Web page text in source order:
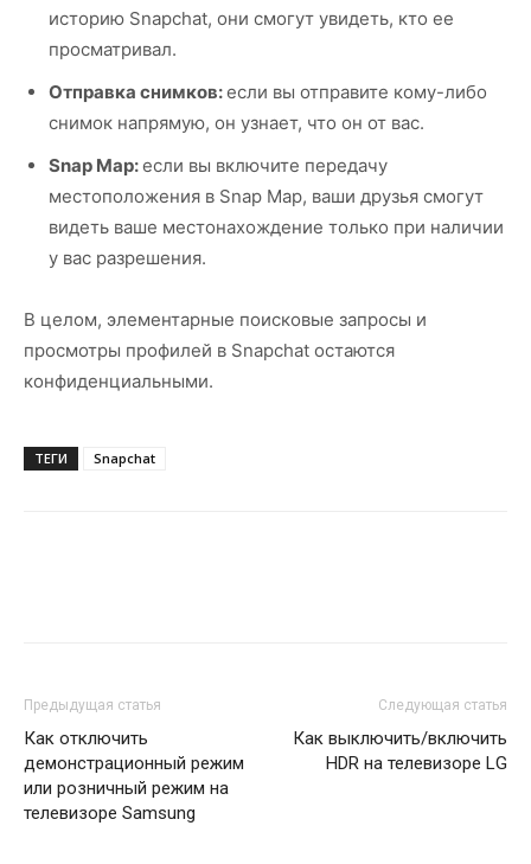
историю Snapchat, они смогут увидеть, кто ее
просматривал.
Отправка снимков:если вы отправите кому-либо
снимок напрямую, он узнает, что он от вас.
Snap Map:если вы включите передачу
местоположения в Snap Map, ваши друзья смогут
видеть ваше местонахождение только при наличии
у вас разрешения.
В целом, элементарные поисковые запросы и
просмотры профилей в Snapchat остаются
конфиденциальными.
ТЕГИ Snapchat
Предыдущая статья
Как отключить
демонстрационный режим
или розничный режим на
телевизоре Samsung
Следующая статья
Как выключить/включить
HDR на телевизоре LG